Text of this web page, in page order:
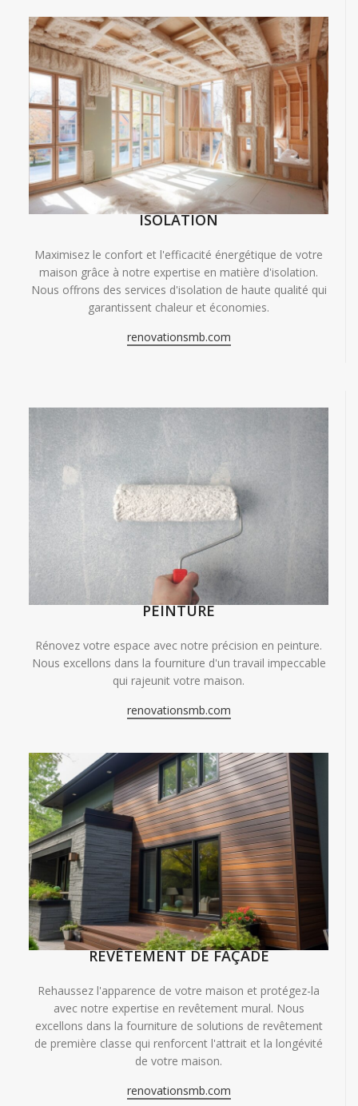
ISOLATION
Maximisez le confort et l'efficacité énergétique de votre
maison grâce à notre expertise en matière d'isolation.
Nous offrons des services d'isolation de haute qualité qui
garantissent chaleur et économies.
renovationsmb.com
PEINTURE
Rénovez votre espace avec notre précision en peinture.
Nous excellons dans la fourniture d'un travail impeccable
qui rajeunit votre maison.
renovationsmb.com
REVÊTEMENT DE FAÇADE
Rehaussez l'apparence de votre maison et protégez-la
avec notre expertise en revêtement mural. Nous
excellons dans la fourniture de solutions de revêtement
de première classe qui renforcent l'attrait et la longévité
de votre maison.
renovationsmb.com